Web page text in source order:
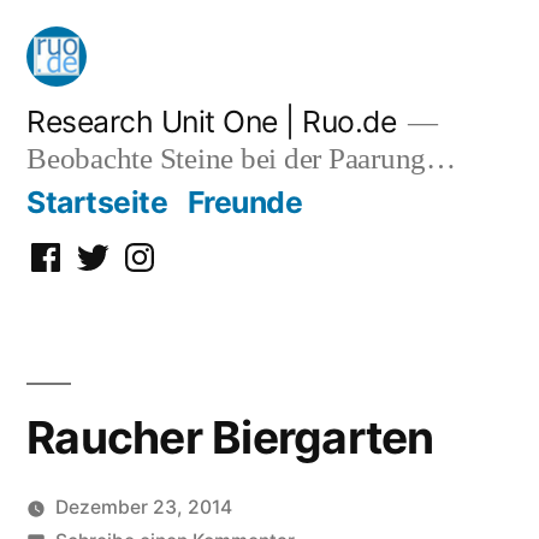
Zum
Inhalt
springen
Research Unit One | Ruo.de
Beobachte Steine bei der Paarung…
Startseite Freunde
Facebook
TwitterInstagram
Raucher Biergarten
Dezember 23, 2014